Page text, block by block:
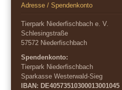
Adresse / Spendenkonto
Tierpark Niederfischbach e. V.
Schlesingstraße
57572 Niederfischbach
Spendenkonto:
Tierpark Niederfischbach
Sparkasse Westerwald-Sieg
IBAN: DE40573510300013001045